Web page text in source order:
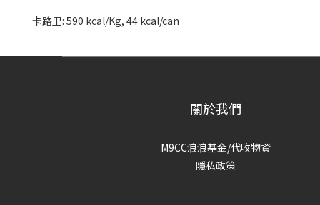
卡路里: 590 kcal/Kg, 44 kcal/can
關於我們
M9CC浪浪基金/代收物資
隱私政策